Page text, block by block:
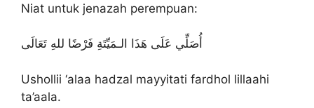
Niat untuk jenazah perempuan:
أُصَلِّي عَلَى هَذَا الـمَيِّتَةِ فَرْضًا للهِ تَعَالَى
Ushollii ‘alaa hadzal mayyitati fardhol lillaahi
ta’aala.